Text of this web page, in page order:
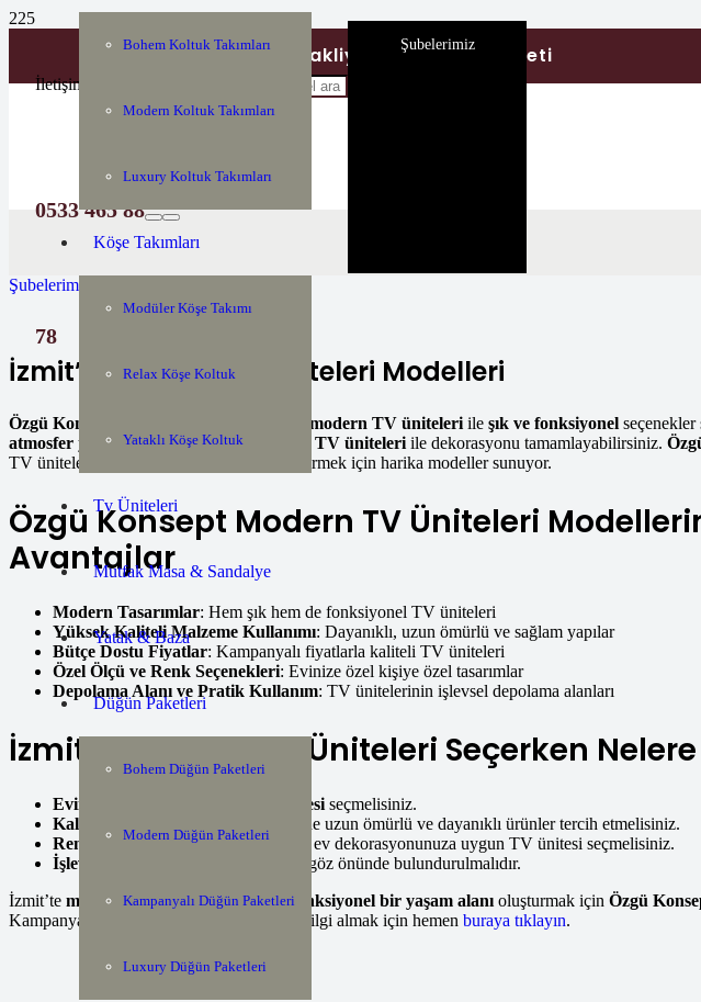
Tüm Türkiyeye Nakliye ve Montaj Hizmeti
İletişim
0533 465 88
78
Şubelerimiz
Bohem Koltuk Takımları
Modern Koltuk Takımları
Luxury Koltuk Takımları
Köşe Takımları
Modüler Köşe Takımı
Relax Köşe Koltuk
Yataklı Köşe Koltuk
Tv Üniteleri
Mutfak Masa & Sandalye
Yatak & Baza
Düğün Paketleri
Bohem Düğün Paketleri
Modern Düğün Paketleri
Kampanyalı Düğün Paketleri
Luxury Düğün Paketleri
Şubelerimiz
İzmit’te Modern TV Üniteleri Modelleri
Özgü Konsept Kocaeli Mobilya İzmit’te modern TV üniteleri ile şık ve fonksiyonel
atmosfer yaratmak içinşık, zarif ve pratik TV üniteleri ile dekorasyonu tamamlayabilirsiniz.
TV üniteleri ile yaşam alanlarınızı güzelleştirmek için harika modeller sunuyor.
Özgü Konsept Modern TV Üniteleri
Avantajlar
Modern Tasarımlar: Hem şık hem de fonksiyonel TV üniteleri
Yüksek Kaliteli Malzeme Kullanımı: Dayanıklı, uzun ömürlü ve sağlam yapılar
Bütçe Dostu Fiyatlar: Kampanyalı fiyatlarla kaliteli TV üniteleri
Özel Ölçü ve Renk Seçenekleri: Evinize özel kişiye özel tasarımlar
Depolama Alanı ve Pratik Kullanım: TV ünitelerinin işlevsel depolama alanları
İzmit’te Modern TV Üniteleri Seçerken
Evinizin ölçülerine uygun TV ünitesi seçmelisiniz.
Kaliteli malzeme kullanımı
sayesinde uzun ömürlü ve dayanıklı ürünler tercih etmelisiniz.
Renk ve tasarım uyumusağlayarak ev dekorasyonunuza uygun TV ünitesi seçmelisiniz.
İşlevsellik
da göz önünde bulundurulmalıdır.
İzmit’te modern TV üniteleriileşık ve fonksiyonel bir yaşam alanı oluşturmak için Özgü
Kampanyalı ürünleri incelemek ve detaylı bilgi almak için hemen buraya tıklayın.